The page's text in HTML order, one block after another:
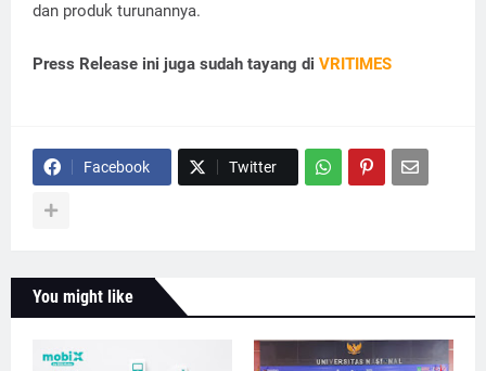
dan produk turunannya.
Press Release ini juga sudah tayang di VRITIMES
Facebook Twitter
You might like